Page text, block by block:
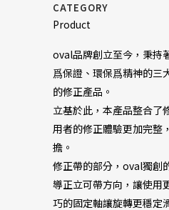
CATEGORY
Product
oval品牌創立至今，秉持
爲保證、環保爲精神的三
的修正產品。
立基於此，本產品整合了
用者的修正體驗更加完整
擔。
修正帶的部分，oval獨創
導正立可帶方向，讓使用
巧的固定軸讓旋轉更穩定